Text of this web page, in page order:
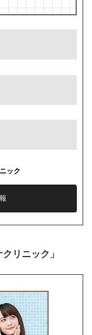
で0円
ック
リニック」